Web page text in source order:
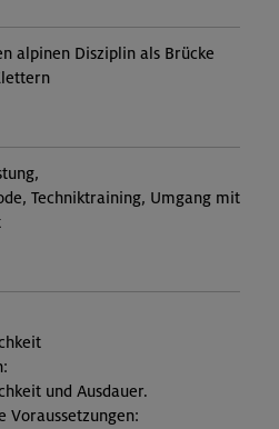
alpinen Disziplin als Brücke
Techniktraining, Umgang mit
und Ausdauer.
Voraussetzungen: